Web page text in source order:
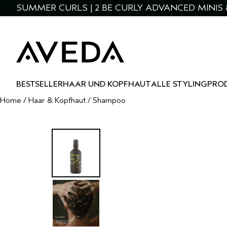
SUMMER CURLS | 2 BE CURLY ADVANCED
BESTSELLERHAAR UND KOPFHAUTALLE
Home / Haar & Kopfhaut / Shampoo